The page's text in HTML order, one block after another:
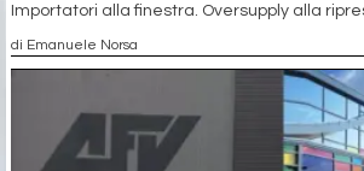
Importatori alla finestra. Oversupply alla
di Emanuele Norsa